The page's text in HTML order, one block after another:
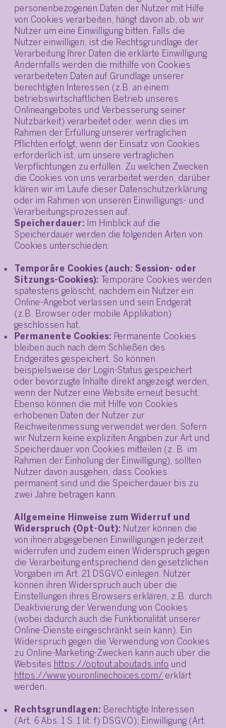
personenbezogenen Daten der Nutzer mit Hilfe
von Cookies verarbeiten, hängt davon ab, ob wir
Nutzer um eine Einwilligung bitten. Falls die
Nutzer einwilligen, ist die Rechtsgrundlage der
Verarbeitung Ihrer Daten die erklärte Einwilligung.
Andernfalls werden die mithilfe von Cookies
verarbeiteten Daten auf Grundlage unserer
berechtigten Interessen (z.B. an einem
betriebswirtschaftlichen Betrieb unseres
Onlineangebotes und Verbesserung seiner
Nutzbarkeit) verarbeitet oder, wenn dies im
Rahmen der Erfüllung unserer vertraglichen
Pflichten erfolgt, wenn der Einsatz von Cookies
erforderlich ist, um unsere vertraglichen
Verpflichtungen zu erfüllen. Zu welchen Zwecken
die Cookies von uns verarbeitet werden, darüber
klären wir im Laufe dieser Datenschutzerklärung
oder im Rahmen von unseren Einwilligungs- und
Verarbeitungsprozessen auf.
Speicherdauer:
Im Hinblick auf die
Speicherdauer werden die folgenden Arten von
Cookies unterschieden:
Temporäre Cookies (auch: Session- oder
Sitzungs-Cookies):
Temporäre Cookies werden
spätestens gelöscht, nachdem ein Nutzer ein
Online-Angebot verlassen und sein Endgerät
(z.B. Browser oder mobile Applikation)
geschlossen hat.
Permanente Cookies: Permanente Cookies
bleiben auch nach dem Schließen des
Endgerätes gespeichert. So können
beispielsweise der Login-Status gespeichert
oder bevorzugte Inhalte direkt angezeigt werden,
wenn der Nutzer eine Website erneut besucht.
Ebenso können die mit Hilfe von Cookies
erhobenen Daten der Nutzer zur
Reichweitenmessung verwendet werden. Sofern
wir Nutzern keine expliziten Angaben zur Art und
Speicherdauer von Cookies mitteilen (z. B. im
Rahmen der Einholung der Einwilligung), sollten
Nutzer davon ausgehen, dass Cookies
permanent sind und die Speicherdauer bis zu
zwei Jahre betragen kann.
Allgemeine Hinweise zum Widerruf und
Widerspruch (Opt-Out): Nutzer können die
von ihnen abgegebenen Einwilligungen jederzeit
widerrufen und zudem einen Widerspruch gegen
die Verarbeitung entsprechend den gesetzlichen
Vorgaben im Art. 21 DSGVO einlegen. Nutzer
können ihren Widerspruch auch über die
Einstellungen ihres Browsers erklären, z.B. durch
Deaktivierung der Verwendung von Cookies
(wobei dadurch auch die Funktionalität unserer
Online-Dienste eingeschränkt sein kann). Ein
Widerspruch gegen die Verwendung von Cookies
zu Online-Marketing-Zwecken kann auch über die
Websites https://optout.aboutads.info und
https://www.youronlinechoices.com/ erklärt
werden.
Rechtsgrundlagen: Berechtigte Interessen
(Art. 6 Abs. 1 S. 1 lit. f) DSGVO); Einwilligung (Art.